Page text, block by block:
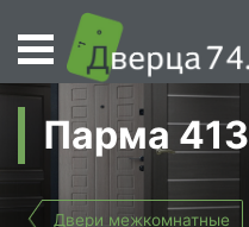
Парма 413
Двери межкомнатные